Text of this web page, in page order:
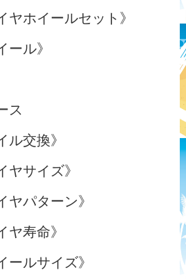
ヤホイールセット》
ール》
ス
ル交換》
ヤサイズ》
ヤパターン》
ヤ寿命》
ールサイズ》